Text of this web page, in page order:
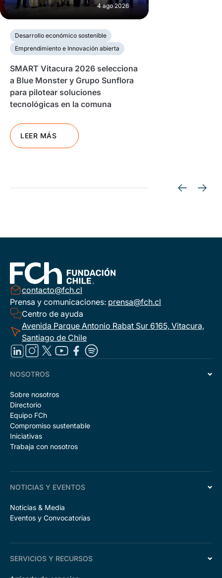
4 ago 2026
Desarrollo económico sostenible
Emprendimiento e Innovación abierta
SMART Vitacura 2026 selecciona
a Blue Monster y Grupo Sunflora
para pilotear soluciones
tecnológicas en la comuna
LEER MÁS
contacto@fch.cl
Prensa y comunicaciones: prensa@fch.cl
Centro de ayuda
Avenida Parque Antonio Rabat Sur 6165, Vitacura,
Santiago de Chile
NOSOTROS
Sobre nosotros
Directorio
Equipo FCh
Compromiso sustentable
Iniciativas
Trabaja con nosotros
NOTICIAS Y EVENTOS
Noticias & Media
Eventos y Convocatorias
SERVICIOS Y RECURSOS